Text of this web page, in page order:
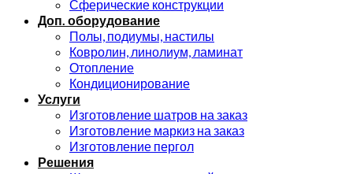
Сферические конструкции
Доп. оборудование
Полы, подиумы, настилы
Ковролин, линолиум, ламинат
Отопление
Кондиционирование
Услуги
Изготовление шатров на заказ
Изготовление маркиз на заказ
Изготовление пергол
Решения